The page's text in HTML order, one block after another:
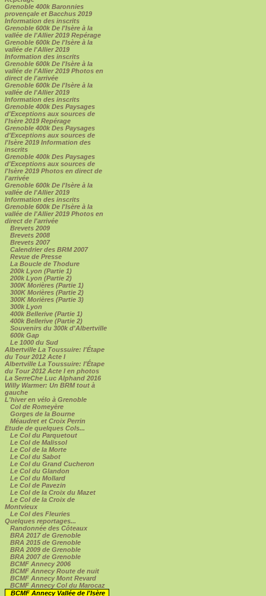
Grenoble 400k Baronnies
provençale et Bacchus 2019
Information des inscrits
Grenoble 600k De l'Isère à la
vallée de l'Allier 2019 Repérage
Grenoble 600k De l'Isère à la
vallée de l'Allier 2019
Information des inscrits
Grenoble 600k De l'Isère à la
vallée de l'Allier 2019 Photos en
direct de l'arrivée
Grenoble 600k De l'Isère à la
vallée de l'Allier 2019
Information des inscrits
Grenoble 400k Des Paysages
d'Exceptions aux sources de
l'Isère 2019 Repérage
Grenoble 400k Des Paysages
d'Exceptions aux sources de
l'Isère 2019 Information des
inscrits
Grenoble 400k Des Paysages
d'Exceptions aux sources de
l'Isère 2019 Photos en direct de
l'arrivée
Grenoble 600k De l'Isère à la
vallée de l'Allier 2019
Information des inscrits
Grenoble 600k De l'Isère à la
vallée de l'Allier 2019 Photos en
direct de l'arrivée
Brevets 2009
Brevets 2008
Brevets 2007
Calendrier des BRM 2007
Revue de Presse
La Boucle de Thodure
200k Lyon (Partie 1)
200k Lyon (Partie 2)
300K Morières (Partie 1)
300K Morières (Partie 2)
300K Morières (Partie 3)
300k Lyon
400k Bellerive (Partie 1)
400k Bellerive (Partie 2)
Souvenirs du 300k d'Albertville
600k Gap
Le 1000 du Sud
Albertville La Toussuire: l'Étape
du Tour 2012 Acte I
Albertville La Toussuire: l'Étape
du Tour 2012 Acte I en photos
La SerreChe Luc Alphand 2016
Willy Warmer: Un BRM tout à
gauche
L'hiver en vélo à Grenoble
Col de Romeyère
Gorges de la Bourne
Méaudret et Croix Perrin
Etude de quelques Cols...
Le Col du Parquetout
Le Col de Malissol
Le Col de la Morte
Le Col du Sabot
Le Col du Grand Cucheron
Le Col du Glandon
Le Col du Mollard
Le Col de Pavezin
Le Col de la Croix du Mazet
Le Col de la Croix de
Montvieux
Le Col des Fleuries
Quelques reportages...
Randonnée des Côteaux
BRA 2017 de Grenoble
BRA 2015 de Grenoble
BRA 2009 de Grenoble
BRA 2007 de Grenoble
BCMF Annecy 2006
BCMF Annecy Route de nuit
BCMF Annecy Mont Revard
BCMF Annecy Col du Marocaz
BCMF Annecy Vallée de l'Isère